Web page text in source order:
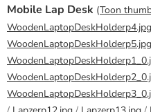
Mobile Lap Desk (Toon
WoodenLaptopDeskHolderp4.jpg
WoodenLaptopDeskHolderp5.jpg